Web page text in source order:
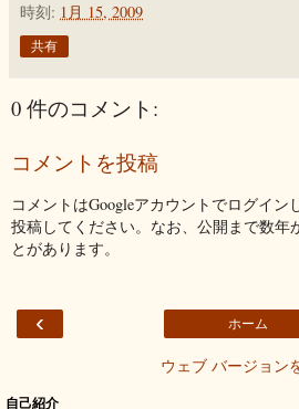
時刻: 1月 15, 2009
共有
0 件のコメント:
コメントを投稿
コメントはGoogleアカウントでログイン
投稿してください。なお、公開まで数年
とがあります。
‹ ホーム
ウェブ バージョン
自己紹介